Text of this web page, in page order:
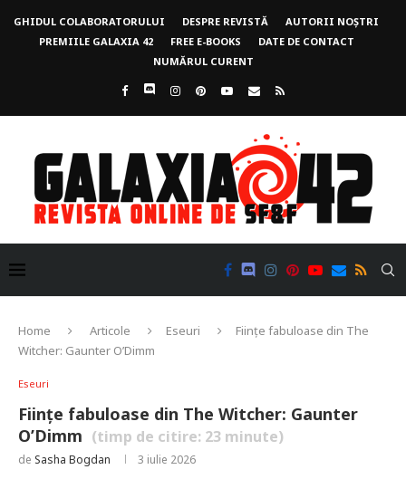
GHIDUL COLABORATORULUI DESPRE REVISTĂ
AUTORII NOȘTRI
PREMIILE GALAXIA 42
FREE E-BOOKS
DATE DE CONTACT
NUMĂRUL CURENT
Home Articole Eseuri
Ființe fabuloase din The
Witcher: Gaunter O’Dimm
Eseuri
Ființe fabuloase din The Witcher: Gaunter
O’Dimm (timp de citire: 23 minute)
de Sasha Bogdan 3 iulie 2026